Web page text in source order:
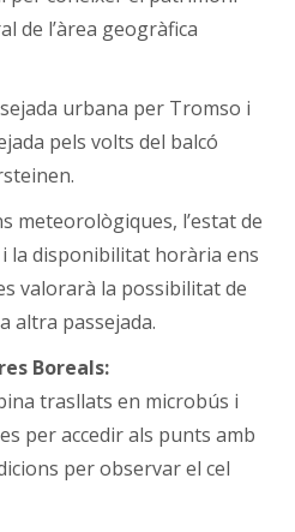
de l’àrea geogràfica
urbana per Tromso i
pels volts del balcó
meteorològiques, l’estat de
la disponibilitat horària ens
valorarà la possibilitat de
altra passejada.
Boreals:
trasllats en microbús i
per accedir als punts amb
per observar el cel